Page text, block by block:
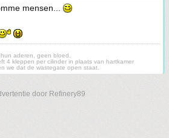
mensen...
aderen, geen bloed.
4 kleppen per cilinder in plaats van hartkamer
we dat de wastegate open staat.
door Refinery89